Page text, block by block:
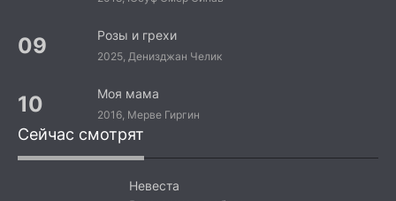
Розы и грехи
2025, Денизджан Челик
Моя мама
2016, Мерве Гиргин
Сейчас смотрят
Невеста